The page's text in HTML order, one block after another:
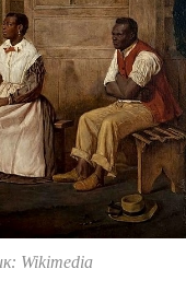
Wikimedia